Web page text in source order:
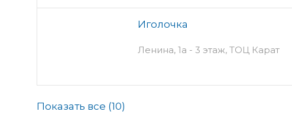
Иголочка
Ленина, 1а - 3 этаж, ТОЦ Карат
Показать все (10)